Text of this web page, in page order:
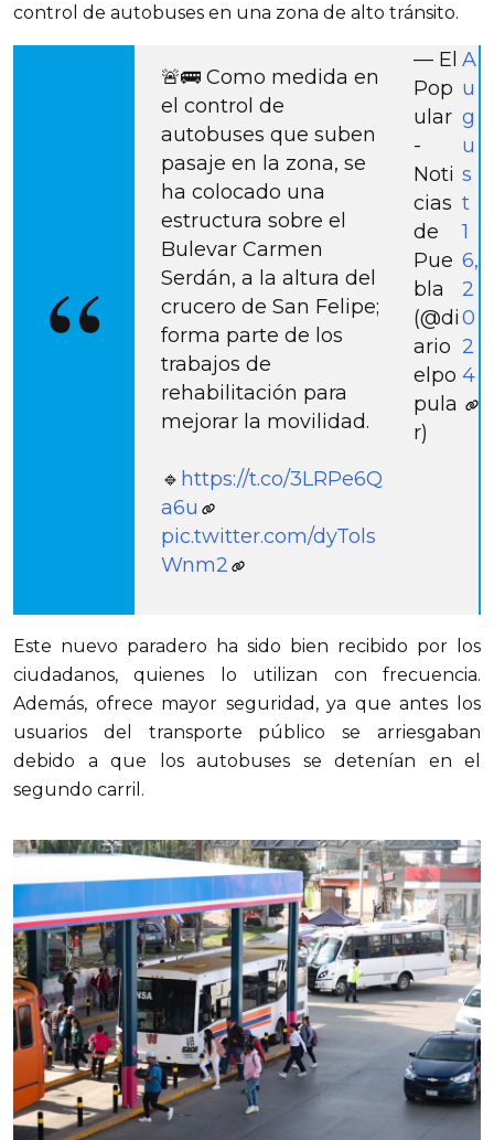
control de autobuses en una zona de alto tránsito.
🚨🚌 Como medida en
el control de
autobuses que suben
pasaje en la zona, se
ha colocado una
estructura sobre el
Bulevar Carmen
Serdán, a la altura del
crucero de San Felipe;
forma parte de los
trabajos de
rehabilitación para
mejorar la movilidad.
🔹 https://t.co/3LRPe6Q
a6u
pic.twitter.com/dyTols
Wnm2
— El
Pop
ular
-
Noti
cias
de
Pue
bla
(@di
ario
elpo
pula
r)
A
u
g
u
s
t
1
6,
2
0
2
4
Este nuevo paradero ha sido bien recibido por los
ciudadanos, quienes lo utilizan con frecuencia.
Además, ofrece mayor seguridad, ya que antes los
usuarios del transporte público se arriesgaban
debido a que los autobuses se detenían en el
segundo carril.